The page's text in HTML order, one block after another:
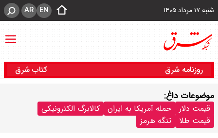
شنبه ۱۷ مرداد ۱۴۰۵ EN
AR
روزنامه شرق کتاب شرق
موضوعات داغ:
قیمت دلار حمله آمریکا به ایران
کالابرگ الکترونیکی
قیمت طلا
تنگه هرمز